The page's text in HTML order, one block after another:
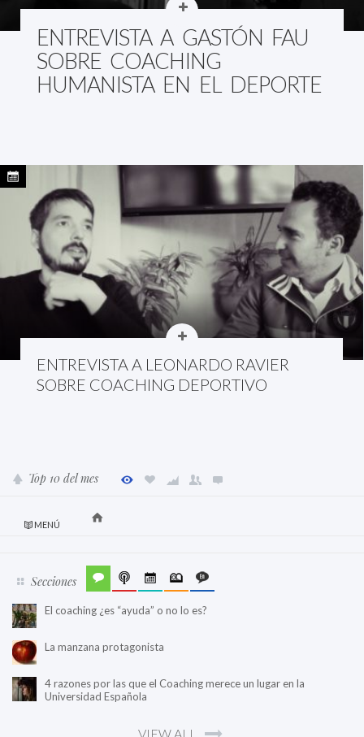
ENTREVISTA A GASTÓN FAU
SOBRE COACHING
HUMANISTA EN EL DEPORTE
ENTREVISTA A LEONARDO RAVIER
SOBRE COACHING DEPORTIVO
Top 10 del mes
MENÚ
Secciones
El coaching ¿es “ayuda” o no lo es?
La manzana protagonista
4 razones por las que el Coaching merece un lugar en la
Universidad Española
VIEW ALL